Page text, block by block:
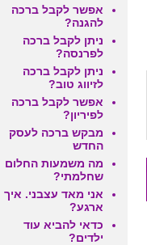
אפשר לקבל ברכה
להגנה?
ניתן לקבל ברכה
לפרנסה?
ניתן לקבל ברכה
לזיווג טוב?
אפשר לקבל ברכה
לפיריון?
מבקש ברכה לעסק
החדש
מה משמעות החלום
שחלמתי?
אני מאד עצבני. איך
ארגע?
כדאי להביא עוד
ילדים?